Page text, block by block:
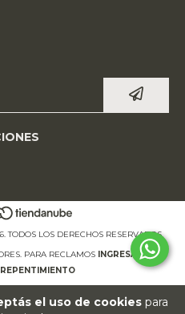
el uso de cookiespara
TODOS LOS DERECHOS RESERVADOS.
PARA RECLAMOS INGRESÁ ACÁ.